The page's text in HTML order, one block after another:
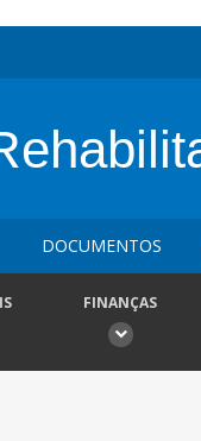
DOCUMENTOS
FINANÇAS